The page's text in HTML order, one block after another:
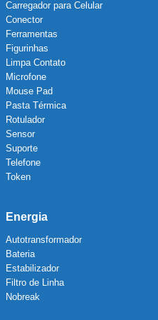
Carregador para Celular
Conector
Ferramentas
Figurinhas
Limpa Contato
Microfone
Mouse Pad
Pasta Térmica
Rotulador
Sensor
Suporte
Telefone
Token
Energia
Autotransformador
Bateria
Estabilizador
Filtro de Linha
Nobreak